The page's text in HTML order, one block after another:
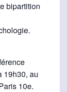
bipartition
19h30, au
10e.